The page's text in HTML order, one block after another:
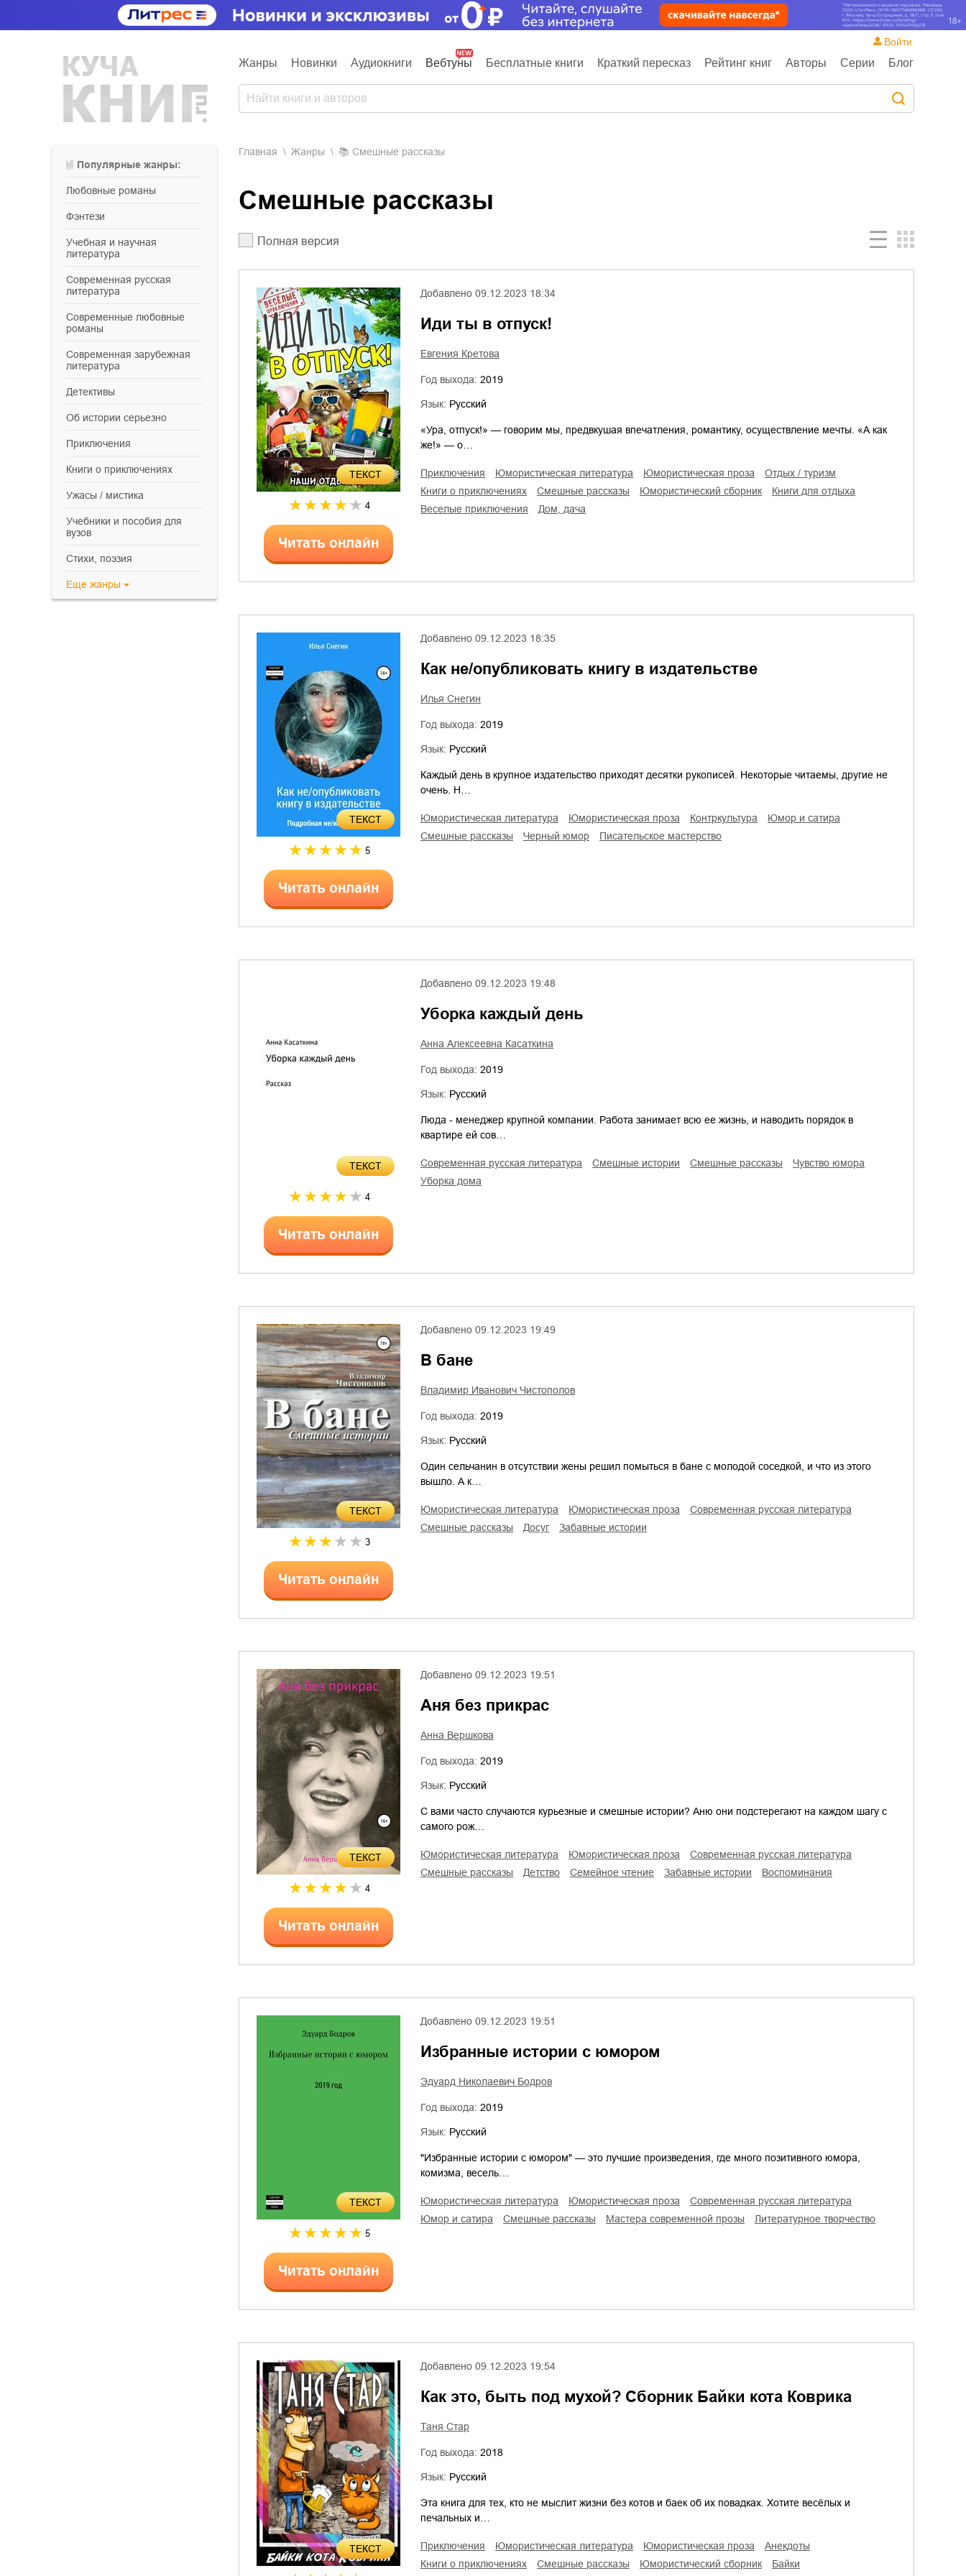
Жанры Новинки Аудиокниги Вебтуны Бесплатные книги Краткий пересказ Рейтинг книг Авторы Серии Блог
Войти
Популярные жанры:
любовные романы
фэнтези
учебная и научная
литература
современная русская
литература
современные любовные
романы
современная зарубежная
литература
детективы
об истории серьезно
приключения
книги о приключениях
ужасы / мистика
учебники и пособия для
вузов
cтихи, поэзия
Еще жанры
Главная Жанры Смешные рассказы
Смешные рассказы
Полная версия
ТЕКСТ
4
Читать онлайн
Добавлено 09.12.2023 18:34
Иди ты в отпуск!
Евгения Кретова
Год выхода: 2019
Язык: Русский
«Ура, отпуск!» — говорим мы, предвкушая впечатления, романтику, осуществление мечты. «А как
же!» — о…
приключения юмористическая литература юмористическая проза
отдых / туризм
книги о приключениях
смешные рассказы юмористический сборник
книги для отдыха
веселые приключения
дом, дача
ТЕКСТ
5
Читать онлайн
Добавлено 09.12.2023 18:35
Как не/опубликовать книгу в издательстве
Илья Снегин
Год выхода: 2019
Язык: Русский
Каждый день в крупное издательство приходят десятки рукописей. Некоторые читаемы, другие не
очень. Н…
юмористическая литература юмористическая проза контркультура
юмор и сатира
смешные рассказы
черный юмор писательское мастерство
ТЕКСТ
4
Читать онлайн
Добавлено 09.12.2023 19:48
Уборка каждый день
Анна Алексеевна Касаткина
Год выхода: 2019
Язык: Русский
Люда - менеджер крупной компании. Работа занимает всю ее жизнь, и наводить порядок в
квартире ей сов…
современная русская литература смешные истории смешные рассказы
чувство юмора
уборка дома
ТЕКСТ
3
Читать онлайн
Добавлено 09.12.2023 19:49
В бане
Владимир Иванович Чистополов
Год выхода: 2019
Язык: Русский
Один сельчанин в отсутствии жены решил помыться в бане с молодой соседкой, и что из этого
вышло. А к…
юмористическая литература юмористическая проза
современная русская литература
смешные рассказы
досуг забавные истории
ТЕКСТ
4
Читать онлайн
Добавлено 09.12.2023 19:51
Аня без прикрас
Анна Вершкова
Год выхода: 2019
Язык: Русский
С вами часто случаются курьезные и смешные истории? Аню они подстерегают на каждом шагу с
самого рож…
юмористическая литература юмористическая проза
современная русская литература
смешные рассказы
детство семейное чтение забавные истории воспоминания
ТЕКСТ
5
Читать онлайн
Добавлено 09.12.2023 19:51
Избранные истории с юмором
Эдуард Николаевич Бодров
Год выхода: 2019
Язык: Русский
"Избранные истории с юмором" — это лучшие произведения, где много позитивного юмора,
комизма, весель…
юмористическая литература юмористическая проза
современная русская литература
юмор и сатира
смешные рассказы Мастера современной прозы литературное творчество
ТЕКСТ
Добавлено 09.12.2023 19:54
Как это, быть под мухой? Сборник Байки кота Коврика
Таня Стар
Год выхода: 2018
Язык: Русский
Эта книга для тех, кто не мыслит жизни без котов и баек об их повадках. Хотите весёлых и
печальных и…
приключения юмористическая литература юмористическая проза
анекдоты
книги о приключениях
смешные рассказы юмористический сборник байки